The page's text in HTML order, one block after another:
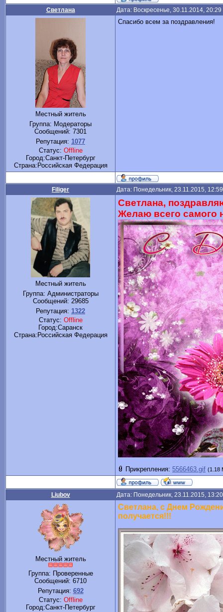
Светлана Дата: Воскресенье, 30.11.2014,
Местный житель
Группа: Модераторы
Сообщений: 7301
Репутация: 1077
Статус: Offline
Город:Санкт-Петербург
Cтрана:Российская Федерация
Спасибо всем за поздравления!
Filiger Дата: Понедельник, 23.11.2015,
Местный житель
Группа: Администраторы
Сообщений: 29685
Репутация: 1322
Статус: Offline
Город:Саранск
Cтрана:Российская Федерация
Светлана,
Желаю всего самого
Прикрепления: 5566463.gif (1.18
Liubov Дата: Понедельник, 23.11.2015,
Местный житель
Группа: Проверенные
Сообщений: 6710
Репутация: 692
Статус: Offline
Город:Санкт-Петербург
Светлана, с Днем
получается!!!